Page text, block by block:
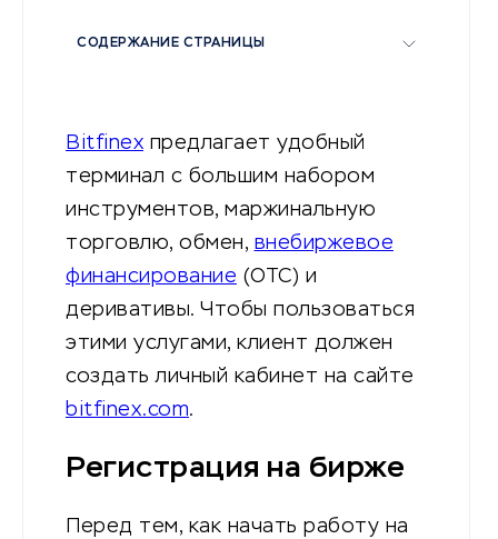
СОДЕРЖАНИЕ СТРАНИЦЫ
Bitfinex предлагает удобный
терминал с большим набором
инструментов, маржинальную
торговлю, обмен, внебиржевое
финансирование (OTC) и
деривативы. Чтобы пользоваться
этими услугами, клиент должен
создать личный кабинет на сайте
bitfinex.com.
Регистрация на бирже
Перед тем, как начать работу на